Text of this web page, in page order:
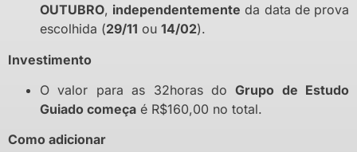
OUTUBRO, independentemente da data de prova
escolhida (29/11 ou 14/02).
Investimento
O valor para as 32horas doGrupo de Estudo
Guiado começa é R$160,00 no total.
Como adicionar